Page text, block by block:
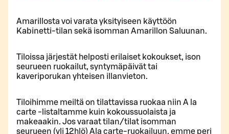
Amarillosta voi varata yksityiseen käyttöön
Kabinetti-tilan sekä isomman Amarillon Saluunan.
Tiloissa järjestät helposti erilaiset kokoukset, ison
seurueen ruokailut, syntymäpäivät tai
kaveriporukan yhteisen illanvieton.
Tiloihimme meiltä on tilattavissa ruokaa niin A la
carte -listaltamme kuin kokoussuolaista ja
makeaakin. Jos varaat tilan/tilat isomman
seurueen (yli 12hlö) Ala carte-ruokailuun, emme peri